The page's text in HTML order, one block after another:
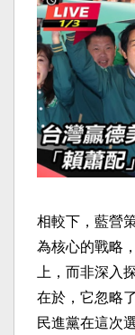
相較下，藍營
為核心的戰略
上，而非深入
在於，它忽略
民進黨在這次